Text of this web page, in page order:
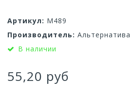
Артикул: М489
Производитель: Альтернатива
В наличии
55,20 руб